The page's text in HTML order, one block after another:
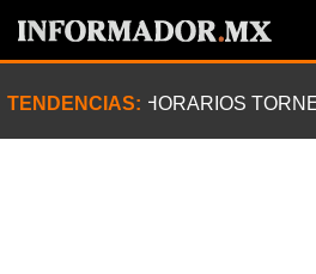
TENDENCIAS: HORARIOS